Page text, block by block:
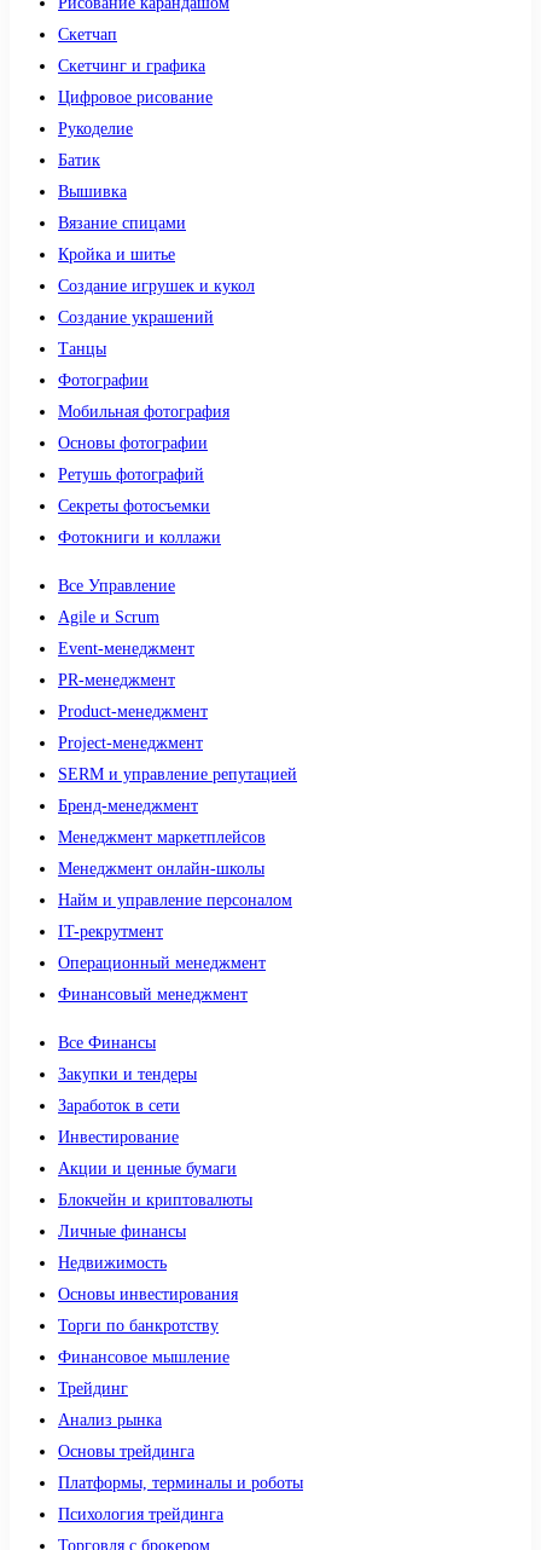
Скетчап
Скетчинг и графика
Цифровое рисование
Рукоделие
Батик
Вышивка
Вязание спицами
Кройка и шитье
Создание игрушек и кукол
Создание украшений
Танцы
Фотографии
Мобильная фотография
Основы фотографии
Ретушь фотографий
Секреты фотосъемки
Фотокниги и коллажи
Все Управление
Agile и Scrum
Event-менеджмент
PR-менеджмент
Product-менеджмент
Project-менеджмент
SERM и управление репутацией
Бренд-менеджмент
Менеджмент маркетплейсов
Менеджмент онлайн-школы
Найм и управление персоналом
IT-рекрутмент
Операционный менеджмент
Финансовый менеджмент
Все Финансы
Закупки и тендеры
Заработок в сети
Инвестирование
Акции и ценные бумаги
Блокчейн и криптовалюты
Личные финансы
Недвижимость
Основы инвестирования
Торги по банкротству
Финансовое мышление
Трейдинг
Анализ рынка
Основы трейдинга
Платформы, терминалы и роботы
Психология трейдинга
Торговля с брокером